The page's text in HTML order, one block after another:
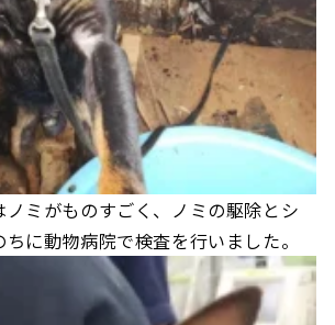
ミがものすごく、ノミの駆除とシ
に動物病院で検査を行いました。